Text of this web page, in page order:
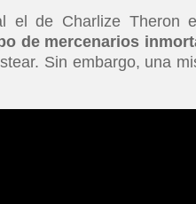
el de Charlize Theron
de mercenarios
Sin embargo, una